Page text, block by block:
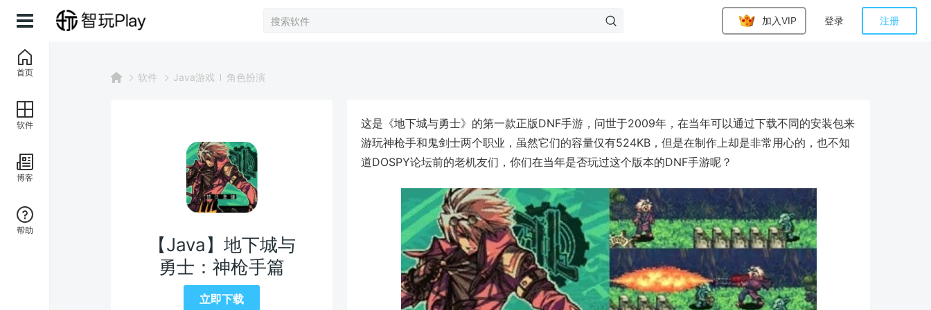
加入VIP 登录 注册
软件 Java游戏 角色扮演
【Java】地下城与
勇士：神枪手篇
立即下载
这是《地下城与勇士》的第一款正版DNF手游，问世于2009年，在当年可以通过下载不同的安装包来
游玩神枪手和鬼剑士两个职业，虽然它们的容量仅有524KB，但是在制作上却是非常用心的，也不知
道DOSPY论坛前的老机友们，你们在当年是否玩过这个版本的DNF手游呢？
首页
软件
博客
帮助